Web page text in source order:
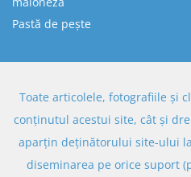
Pastă de pește
Toate articolele, fotografiile și
conținutul acestui site, cât și
aparțin deținătorului site-ului
diseminarea pe orice suport